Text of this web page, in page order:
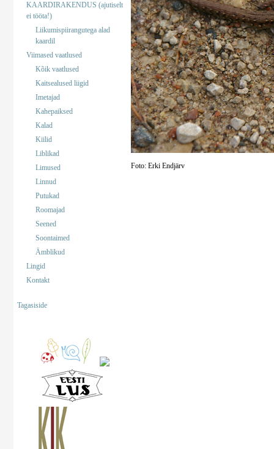
KAARDIRAKENDUS (ajutiselt
ei tööta!)
Liikumispiirangutega alad
kaardil
Viimased vaatlused
Kõik vaatlused
Kaitsealused liigid
Imetajad
Kahepaiksed
Kalad
Kiilid
Liblikad
Limused
Linnud
Putukad
Roomajad
Seened
Soontaimed
Ämblikud
Lingid
Kontakt
Tagasiside
Foto: Erki Endjärv